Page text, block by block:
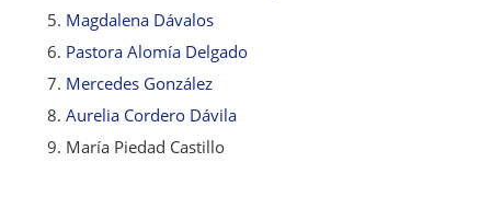
Magdalena Dávalos
Pastora Alomía Delgado
Mercedes González
Aurelia Cordero Dávila
María Piedad Castillo